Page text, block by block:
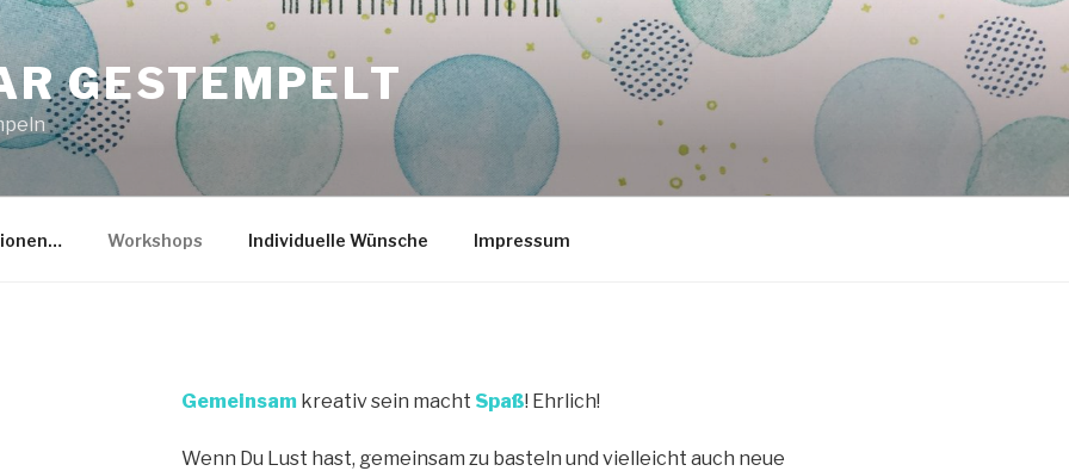
GESTEMPELT
Workshops Individuelle Wünsche Impressum
Gemeinsamkreativ sein macht Spaß! Ehrlich!
Wenn Du Lust hast, gemeinsam zu basteln und vielleicht auch neue